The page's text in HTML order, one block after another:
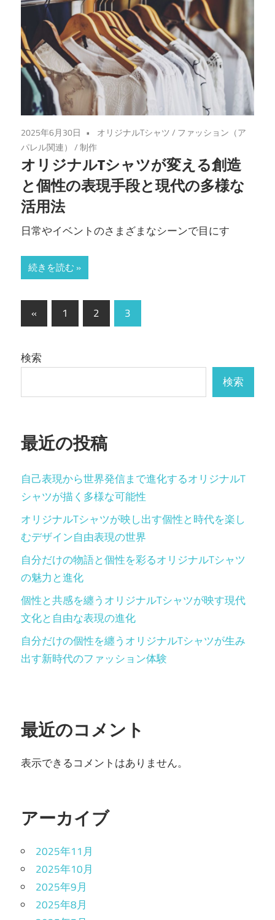
2025年6月30日 オリジナルTシャツ/ ファッション（ア
パレル関連） /制作
オリジナルTシャツが変える創造
と個性の表現手段と現代の多様な
活用法
日常やイベントのさまざまなシーンで目にす
続きを読む
投
稿
の
ジ
送
り
«
の
事
1 2 3
検索
検索
最近の投稿
自己表現から世界発信まで進化するオリジナルT
シャツが描く多様な可能性
オリジナルTシャツが映し出す個性と時代を楽し
むデザイン自由表現の世界
自分だけの物語と個性を彩るオリジナルTシャツ
の魅力と進化
個性と共感を纏うオリジナルTシャツが映す現代
文化と自由な表現の進化
自分だけの個性を纏うオリジナルTシャツが生み
出す新時代のファッション体験
最近のコメント
表示できるコメントはありません。
アーカイブ
2025年11月
2025年10月
2025年9月
2025年8月